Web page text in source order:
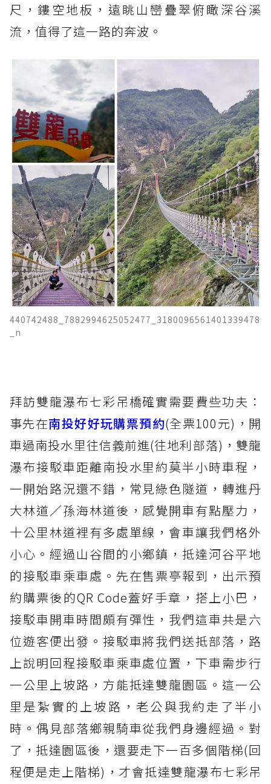
尺，鏤空地板，遠眺山巒疊翠俯瞰深谷溪
流，值得了這一路的奔波。
440742488_7882994625052477_3180096561401339478
_n
拜訪雙龍瀑布七彩吊橋確實需要費些功夫：
事先在南投好好玩購票預約(全票100元)，開
車過南投水里往信義前進(往地利部落)，雙龍
瀑布接駁車距離南投水里約莫半小時車程，
一開始路況還不錯，常見綠色隧道，轉進丹
大林道／孫海林道後，感覺開車有點壓力，
十公里林道裡有多處單線，會車讓我們格外
小心。經過山谷間的小鄉鎮，抵達河谷平地
的接駁車乘車處。先在售票亭報到，出示預
約購票後的QR Code蓋好手章，搭上小巴，
接駁車開車時間頗有彈性，我們這車共是六
位遊客便出發。接駁車將我們送抵部落，路
上說明回程接駁車乘車處位置，下車需步行
一公里上坡路，方能抵達雙龍園區。這一公
里是紮實的上坡路，老公與我約走了半小
時。偶見部落鄉親騎車從我們身邊經過。對
了，抵達園區後，還要走下一百多個階梯(回
程便是走上階梯)，才會抵達雙龍瀑布七彩吊